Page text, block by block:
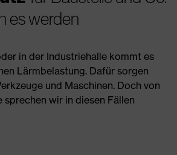
es werden
in der Industriehalle kommt es
Lärmbelastung. Dafür sorgen
und Maschinen. Doch von
wir in diesen Fällen